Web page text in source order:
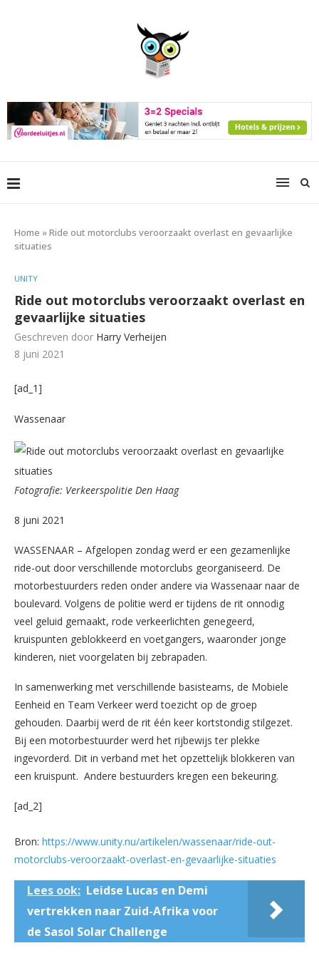
Home »Ride out motorclubs veroorzaakt overlast en gevaarlijke
situaties
UNITY
Ride out motorclubs veroorzaakt overlast en
gevaarlijke situaties
Geschreven door Harry Verheijen
8 juni 2021
[ad_1]
Wassenaar
Fotografie: Verkeerspolitie Den Haag
8 juni 2021
WASSENAAR – Afgelopen zondag werd er een gezamenlijke
ride-out door verschillende motorclubs georganiseerd. De
motorbestuurders reden onder andere via Wassenaar naar de
boulevard. Volgens de politie werd er tijdens de rit onnodig
veel geluid gemaakt, rode verkeerlichten genegeerd,
kruispunten geblokkeerd en voetgangers, waaronder jonge
kinderen, niet voorgelaten bij zebrapaden.
In samenwerking met verschillende basisteams, de Mobiele
Eenheid en Team Verkeer werd toezicht op de groep
gehouden. Daarbij werd de rit één keer kortstondig stilgezet.
Bij een motorbestuurder werd het rijbewijs ter plekke
ingevorderd. Dit in verband met het opzettelijk blokkeren van
een kruispunt. Andere bestuurders kregen een bekeuring.
[ad_2]
Bron: https://www.unity.nu/artikelen/wassenaar/ride-out-
motorclubs-veroorzaakt-overlast-en-gevaarlijke-situaties
Lees ook: Leidse Lucas en Demi
vertrekken naar Zuid-Afrika voor
de Sasol Solar Challenge